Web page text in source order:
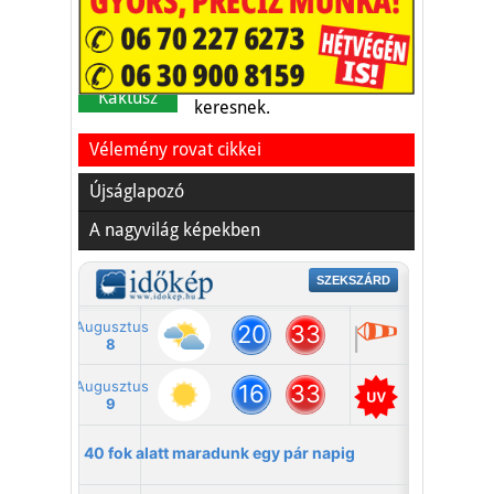
Kaktusz
A nyaralás extrém
helyzeteket teremt, nagyon
sokan kalandot, kihívást
keresnek.
Vélemény rovat cikkei
Újságlapozó
A nagyvilág képekben